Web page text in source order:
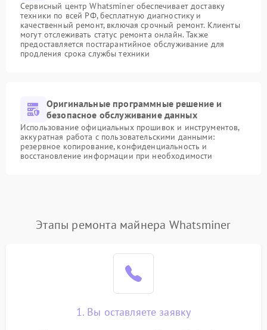
Сервисный центр Whatsminer обеспечивает доставку
техники по всей РФ, бесплатную диагностику и
качественный ремонт, включая срочный ремонт. Клиенты
могут отслеживать статус ремонта онлайн. Также
предоставляется постгарантийное обслуживание для
продления срока службы техники
Оригинальные программные решение и
безопасное обслуживание данных
Использование официальных прошивок и инструментов,
аккуратная работа с пользовательскими данными:
резервное копирование, конфиденциальность и
восстановление информации при необходимости
Этапы ремонта майнера Whatsminer
1. Вы оставляете заявку